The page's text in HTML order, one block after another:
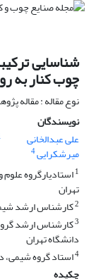
شناسایی
چوب کنار به
نوع مقاله : مقاله
نویسندگان
علی عبدالخانی
میرشکرایی4
1استادیارگروه
تهران
2کارشناس ارشد
3کارشناس ارشد
دانشگاه تهران
4استاد گروه شیمی،
چکیده